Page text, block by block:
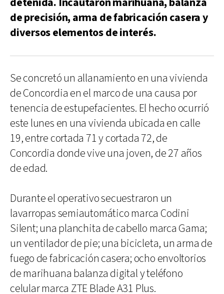
de precisión, arma de fabricación casera y
diversos elementos de interés.
Se concretó un allanamiento en una vivienda
de Concordia en el marco de una causa por
tenencia de estupefacientes. El hecho ocurrió
este lunes en una vivienda ubicada en calle
19, entre cortada 71 y cortada 72, de
Concordia donde vive una joven, de 27 años
de edad.
Durante el operativo secuestraron un
lavarropas semiautomático marca Codini
Silent; una planchita de cabello marca Gama;
un ventilador de pie; una bicicleta, un arma de
fuego de fabricación casera; ocho envoltorios
de marihuana balanza digital y teléfono
celular marca ZTE Blade A31 Plus.